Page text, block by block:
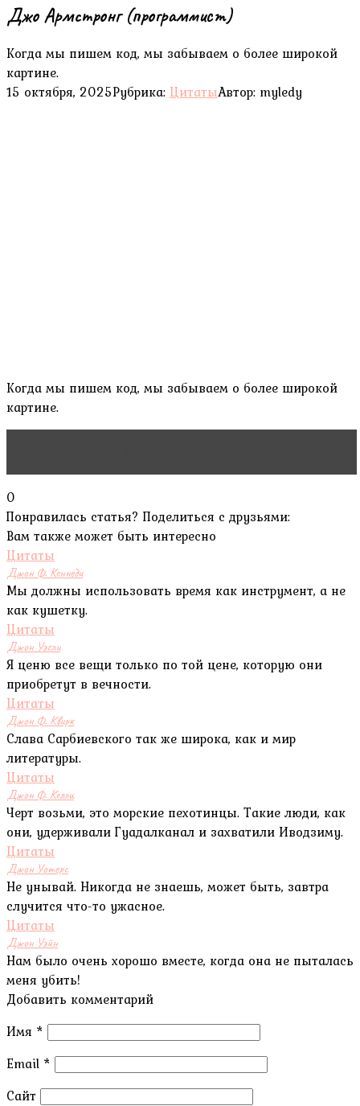
Джо Армстронг (программист)
Когда мы пишем код, мы забываем о более широкой
картине.
15 октября, 2025Рубрика: ЦитатыАвтор: myledy
Когда мы пишем код, мы забываем о более широкой
картине.
0
Понравилась статья? Поделиться с друзьями:
Вам также может быть интересно
Цитаты
Джон Ф. Кеннеди
Мы должны использовать время как инструмент, а не
как кушетку.
Цитаты
Джон Уэсли
Я ценю все вещи только по той цене, которую они
приобретут в вечности.
Цитаты
Джон Ф. Квирк
Слава Сарбиевского так же широка, как и мир
литературы.
Цитаты
Джон Ф. Келли
Черт возьми, это морские пехотинцы. Такие люди, как
они, удерживали Гуадалканал и захватили Иводзиму.
Цитаты
Джон Уотерс
Не унывай. Никогда не знаешь, может быть, завтра
случится что-то ужасное.
Цитаты
Джон Уэйн
Нам было очень хорошо вместе, когда она не пыталась
меня убить!
Добавить комментарий
Имя *
Email *
Сайт